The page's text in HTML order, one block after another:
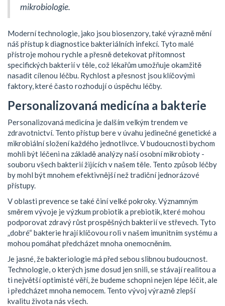
mikrobiologie.
Moderní technologie, jako jsou biosenzory, také výrazně mění
náš přístup k diagnostice bakteriálních infekcí. Tyto malé
přístroje mohou rychle a přesně detekovat přítomnost
specifických bakterií v těle, což lékařům umožňuje okamžitě
nasadit cílenou léčbu. Rychlost a přesnost jsou klíčovými
faktory, které často rozhodují o úspěchu léčby.
Personalizovaná medicína a bakterie
Personalizovaná medicína je dalším velkým trendem ve
zdravotnictví. Tento přístup bere v úvahu jedinečné genetické a
mikrobiální složení každého jednotlivce. V budoucnosti bychom
mohli být léčeni na základě analýzy naší osobní mikrobioty -
souboru všech bakterií žijících v našem těle. Tento způsob léčby
by mohl být mnohem efektivnější než tradiční jednorázové
přístupy.
V oblasti prevence se také činí velké pokroky. Významným
směrem vývoje je výzkum probiotik a prebiotik, které mohou
podporovat zdravý růst prospěšných bakterií ve střevech. Tyto
„dobré“ bakterie hrají klíčovou roli v našem imunitním systému a
mohou pomáhat předcházet mnoha onemocněním.
Je jasné, že bakteriologie má před sebou slibnou budoucnost.
Technologie, o kterých jsme dosud jen snili, se stávají realitou a
ti největší optimisté věří, že budeme schopni nejen lépe léčit, ale
i předcházet mnoha nemocem. Tento vývoj výrazně zlepší
kvalitu života nás všech.